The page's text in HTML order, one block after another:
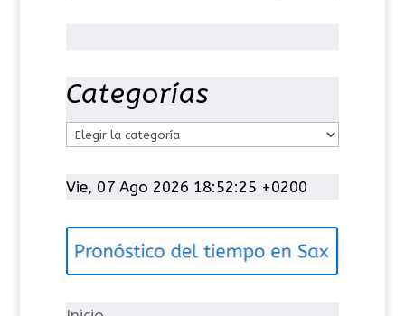
Categorías
t
g
í
Vie, 07 Ago 2026 18:52:25 +0200